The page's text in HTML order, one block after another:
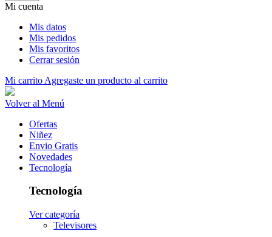
Mi cuenta
Mis datos
Mis pedidos
Mis favoritos
Cerrar sesión
Mi carrito Agregaste un producto al carrito
Volver al Menú
Ofertas
Niñez
Envio Gratis
Novedades
Tecnología
Tecnología
Ver categoría
Televisores